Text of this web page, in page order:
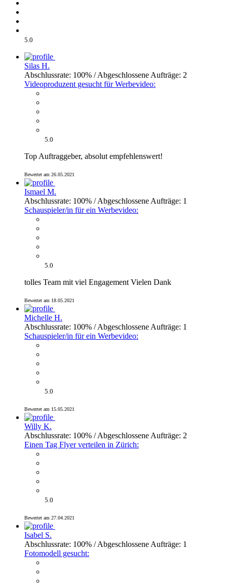
5.0
Silas H.
Abschlussrate: 100% / Abgeschlossene Aufträge: 2
Videoproduzent gesucht für Werbevideo:
5.0
Top Auftraggeber, absolut empfehlenswert!
Bewertet am 26.05.2021
Ismael M.
Abschlussrate: 100% / Abgeschlossene Aufträge: 1
Schauspieler/in für ein Werbevideo:
5.0
tolles Team mit viel Engagement Vielen Dank
Bewertet am 18.05.2021
Michelle H.
Abschlussrate: 100% / Abgeschlossene Aufträge: 1
Schauspieler/in für ein Werbevideo:
5.0
Bewertet am 15.05.2021
Willy K.
Abschlussrate: 100% / Abgeschlossene Aufträge: 2
Einen Tag Flyer verteilen in Zürich:
5.0
Bewertet am 27.04.2021
Isabel S.
Abschlussrate: 100% / Abgeschlossene Aufträge: 1
Fotomodell gesucht: